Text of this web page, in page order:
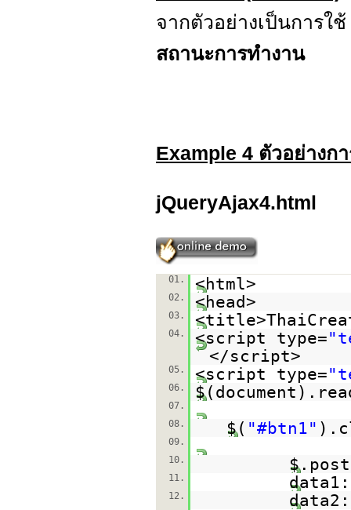
จากตัวอย่างเป็นการใช้
สถานะการทำงาน
Example 4 ตัวอย่างก
jQueryAjax4.html
01. <html>
02. <head>
03.
04. <script type=
</script>
05. <script type=
06.
07.
08.
$( "#btn1"
09.
10.
11.
12.